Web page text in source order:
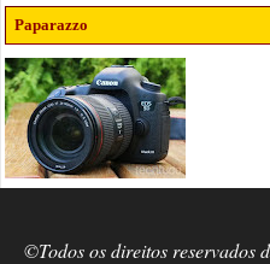
Paparazzo
©Todos os direitos reservados